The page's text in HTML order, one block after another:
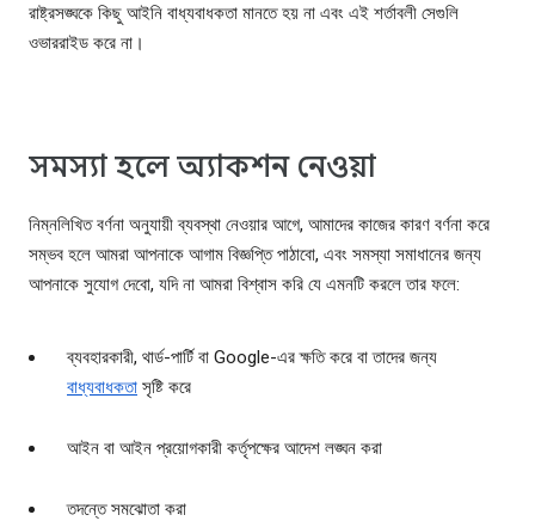
রাষ্ট্রসঙ্ঘকে কিছু আইনি বাধ্যবাধকতা মানতে হয় না এবং এই শর্তাবলী সেগুলি
ওভাররাইড করে না।
সমস্যা হলে অ্যাকশন নেওয়া
নিম্নলিখিত বর্ণনা অনুযায়ী ব্যবস্থা নেওয়ার আগে, আমাদের কাজের কারণ বর্ণনা করে
সম্ভব হলে আমরা আপনাকে আগাম বিজ্ঞপ্তি পাঠাবো, এবং সমস্যা সমাধানের জন্য
আপনাকে সুযোগ দেবো, যদি না আমরা বিশ্বাস করি যে এমনটি করলে তার ফলে:
ব্যবহারকারী, থার্ড-পার্টি বা Google-এর ক্ষতি করে বা তাদের জন্য
বাধ্যবাধকতা সৃষ্টি করে
আইন বা আইন প্রয়োগকারী কর্তৃপক্ষের আদেশ লঙ্ঘন করা
তদন্তে সমঝোতা করা